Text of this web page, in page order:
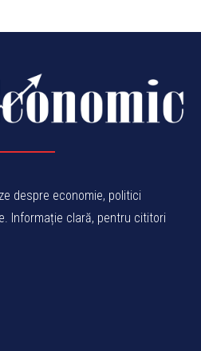
despre economie, politici
Informație clară, pentru cititori